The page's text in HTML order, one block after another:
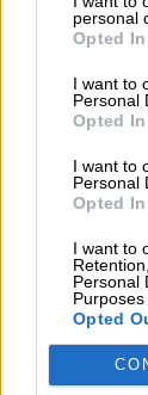
personal
Opted In
I want to
Personal
Opted In
I want to
Personal
Opted In
I want to
Personal
Opted
Θύματα